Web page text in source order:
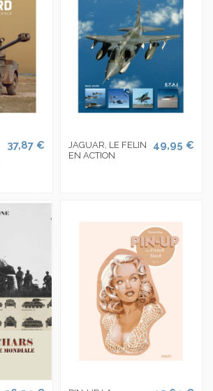
37,87 €
JAGUAR, LE FELIN
EN ACTION
49,95 €